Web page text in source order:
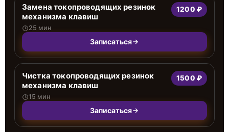
Замена токопроводящих резинок
механизма клавиш
25 мин
1200 ₽
Записаться
Чистка токопроводящих резинок
механизма клавиш
15 мин
1500 ₽
Записаться